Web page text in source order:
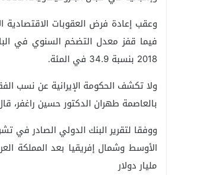
2018 بنسبة 34.9 في المئة.
ولا تكشف الحكومة الإيرانية عن نسب
بالعاصمة طهران الدكتور حسين راغفر، قال في تصريحات
مليار دولار